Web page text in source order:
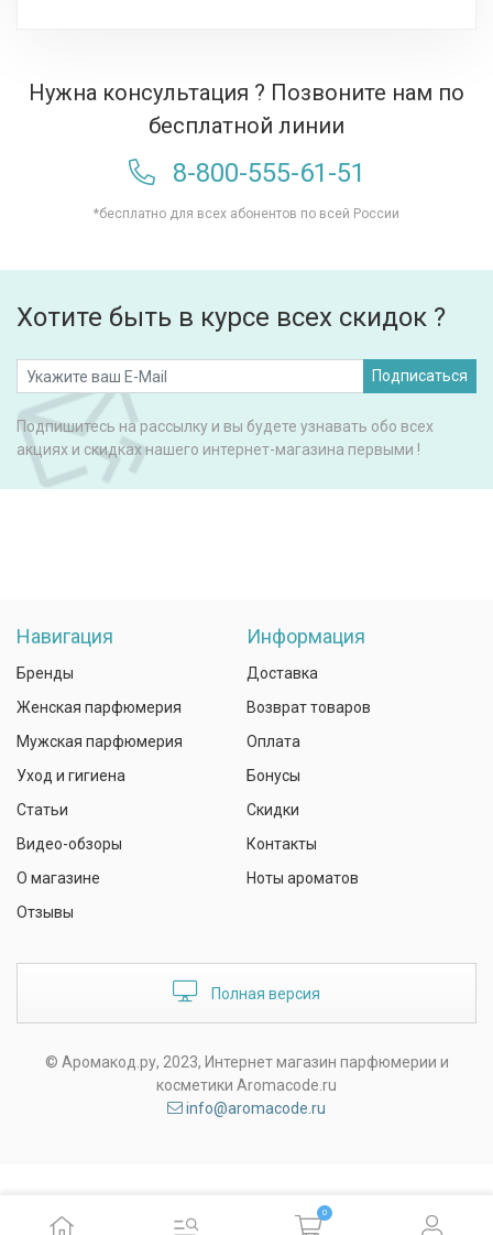
Нужна консультация ? Позвоните нам по
бесплатной линии
8-800-555-61-51
*бесплатно для всех абонентов по всей России
Хотите быть в курсе всех скидок ?
Подписаться
Подпишитесь на рассылку и вы будете узнавать обо всех
акциях и скидках нашего интернет-магазина первыми !
Навигация
Бренды
Женская парфюмерия
Мужская парфюмерия
Уход и гигиена
Статьи
Видео-обзоры
О магазине
Отзывы
Информация
Доставка
Возврат товаров
Оплата
Бонусы
Скидки
Контакты
Ноты ароматов
Полная версия
© Аромакод.ру, 2023, Интернет магазин парфюмерии и
косметики Aromacode.ru
info@aromacode.ru
0